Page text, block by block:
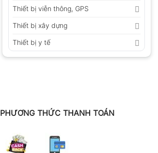
Thiết bị viễn thông, GPS
Thiết bị xây dựng
Thiết bị y tế
PHƯƠNG THỨC THANH TOÁN